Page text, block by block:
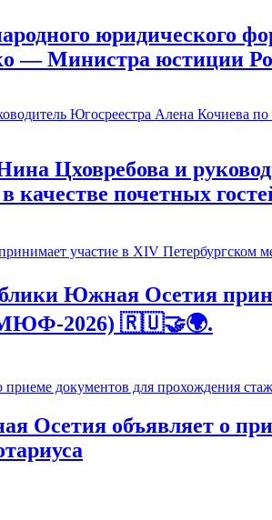
юридического
— Министра юстиции
Цховребова и
качестве почетных
Южная Осетия
2026) 🇷🇺🤝🌍.
Осетия объявляет о